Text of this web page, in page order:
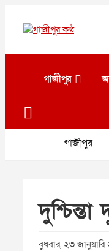
contentগাজীপুর
গাজীপুর
গাজীপুর
বুধবার, ২৩